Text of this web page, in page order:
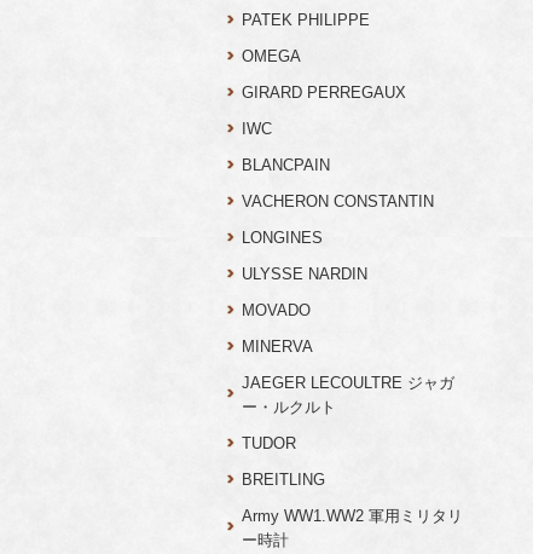
PATEK PHILIPPE
OMEGA
GIRARD PERREGAUX
IWC
BLANCPAIN
VACHERON CONSTANTIN
LONGINES
ULYSSE NARDIN
MOVADO
MINERVA
JAEGER LECOULTRE ジャガ
ー・ルクルト
TUDOR
BREITLING
Army WW1.WW2 軍用ミリタリ
ー時計